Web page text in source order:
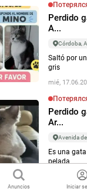
Anuncios Iniciar
Perdido
A...
Córdoba,
Saltó por
gris
mié,
Perdido
Ar...
Avenida
Es una
pelada
jue,